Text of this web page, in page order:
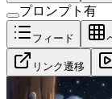
プロンプト有
フィード
リンク遷移